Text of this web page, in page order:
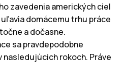
zavedenia amerických ciel
domácemu trhu práce
a dočasne.
sa pravdepodobne
nasledujúcich rokoch. Práve